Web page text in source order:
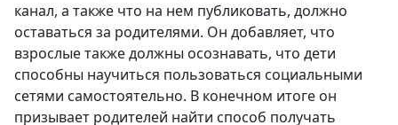
канал, а также что на нем публиковать, должно
оставаться за родителями. Он добавляет, что
взрослые также должны осознавать, что дети
способны научиться пользоваться социальными
сетями самостоятельно. В конечном итоге он
призывает родителей найти способ получать